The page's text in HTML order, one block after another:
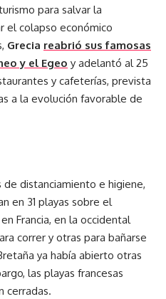
para salvar la
el colapso económico
Grecia reabrió sus famosas
y el Egeo y adelantó al 25
y cafeterías, prevista
a la evolución favorable de
de distanciamiento e higiene,
en 31 playas sobre el
Francia, en la occidental
correr y otras para bañarse
ya había abierto otras
las playas francesas
cerradas.